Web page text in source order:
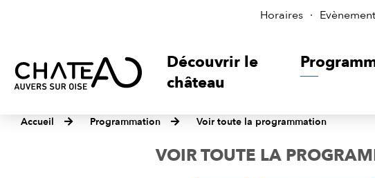
Horaires
Découvrir le
château
Accueil Programmation Voir toute la programmation
VOIR TOUTE LA